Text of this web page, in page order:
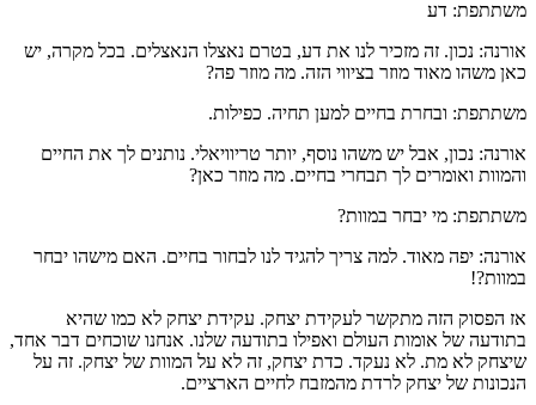
משתתפת: דע
אורנה: נכון. זה מזכיר לנו את דע, בטרם נאצלו הנאצלים. בכל מקרה, יש
כאן משהו מאוד מוזר בציווי הזה. מה מוזר פה?
משתתפת: ובחרת בחיים למען תחיה. כפילות.
אורנה: נכון, אבל יש משהו נוסף, יותר טריוויאלי. נותנים לך את החיים
והמוות ואומרים לך תבחרי בחיים. מה מוזר כאן?
משתתפת: מי יבחר במוות?
אורנה: יפה מאוד. למה צריך להגיד לנו לבחור בחיים. האם מישהו יבחר
במוות?!
אז הפסוק הזה מתקשר לעקידת יצחק. עקידת יצחק לא כמו שהיא
בתודעה של אומות העולם ואפילו בתודעה שלנו. אנחנו שוכחים דבר אחד,
שיצחק לא מת. לא נעקד. כדת יצחק, זה לא על המוות של יצחק. זה על
הנכונות של יצחק לרדת מהמזבח לחיים הארציים.